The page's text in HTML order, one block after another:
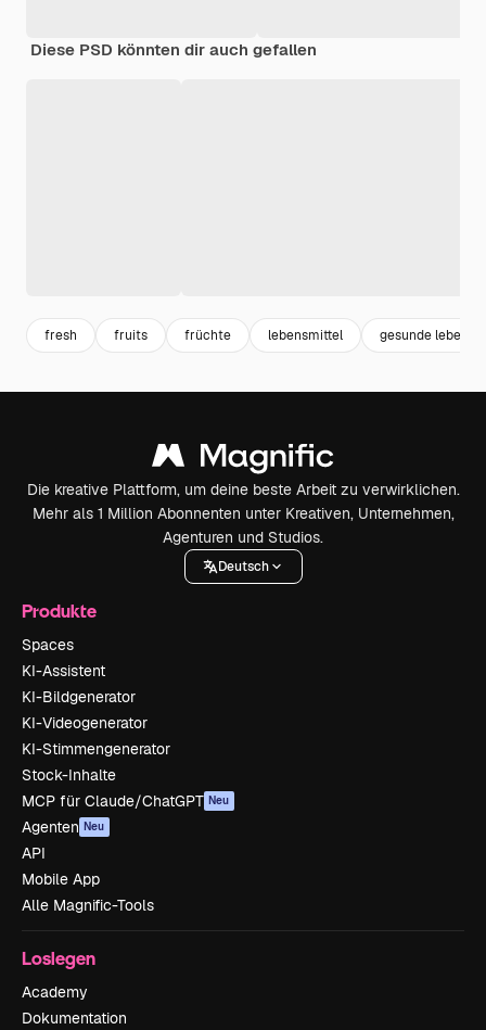
Diese PSD könnten dir auch gefallen
fresh fruits früchte lebensmittel gesunde
Die kreative Plattform, um deine beste Arbeit zu verwirklichen.
Mehr als 1 Million Abonnenten unter Kreativen, Unternehmen,
Agenturen und Studios.
Deutsch
Produkte
Spaces
KI-Assistent
KI-Bildgenerator
KI-Videogenerator
KI-Stimmengenerator
Stock-Inhalte
MCP für Claude/ChatGPT Neu
Agenten Neu
API
Mobile App
Alle Magnific-Tools
Loslegen
Academy
Dokumentation